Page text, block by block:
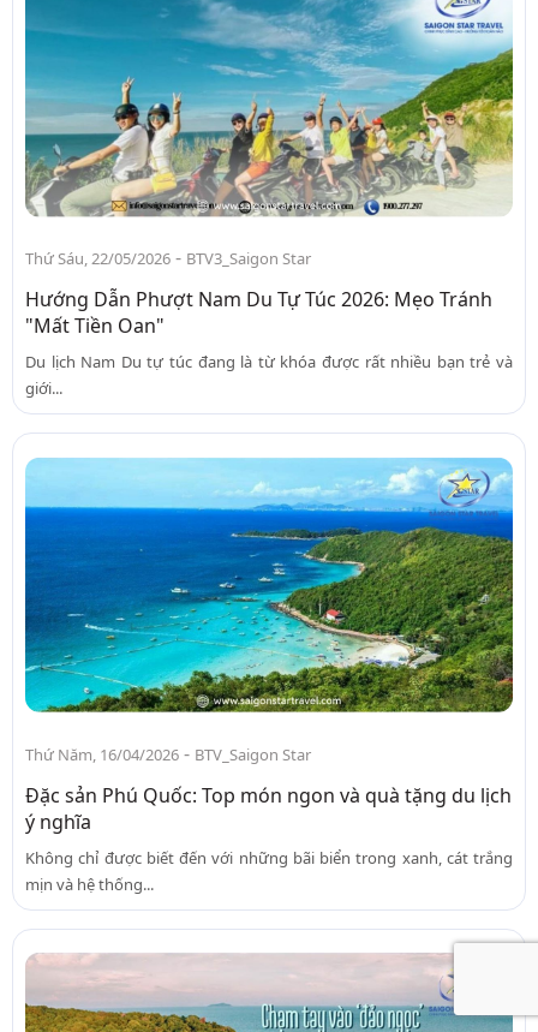
Thứ Sáu, 22/05/2026 - BTV3_Saigon Star
Hướng Dẫn Phượt Nam Du Tự Túc 2026: Mẹo Tránh
"Mất Tiền Oan"
Du lịch Nam Du tự túc đang là từ khóa được rất nhiều bạn trẻ và
giới...
Thứ Năm, 16/04/2026 - BTV_Saigon Star
Đặc sản Phú Quốc: Top món ngon và quà tặng du lịch
ý nghĩa
Không chỉ được biết đến với những bãi biển trong xanh, cát trắng
mịn và hệ thống...